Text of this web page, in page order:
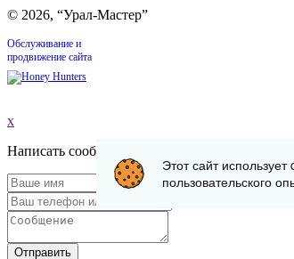
© 2026, “Урал-Мастер”
Обслуживание и
продвижение сайта
x
Написать сообщение
Отправить
Этот сайт
пользовательского